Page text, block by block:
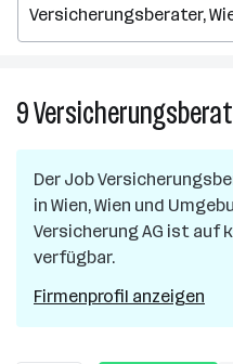
9
Der Job
in Wien, Wien und
Versicherung AG ist auf
verfügbar.
Firmenprofil anzeigen